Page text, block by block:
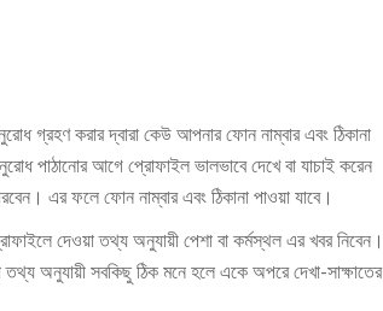
গ্রহণ করার দ্বারা কেউ আপনার ফোন নাম্বার এবং ঠিকানা
পাঠানোর আগে প্রোফাইল ভালভাবে দেখে বা যাচাই করেন
এর ফলে ফোন নাম্বার এবং ঠিকানা পাওয়া যাবে।
দেওয়া তথ্য অনুযায়ী পেশা বা কর্মস্থল এর খবর নিবেন।
তথ্য অনুযায়ী সবকিছু ঠিক মনে হলে একে অপরে দেখা-সাক্ষাতের